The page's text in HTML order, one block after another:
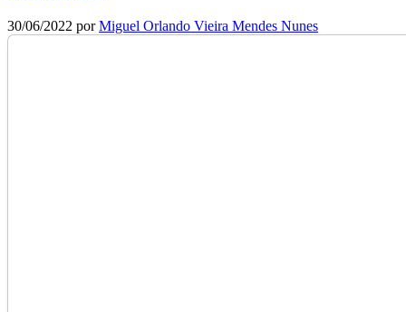
30/06/2022 porMiguel Orlando Vieira Mendes Nunes